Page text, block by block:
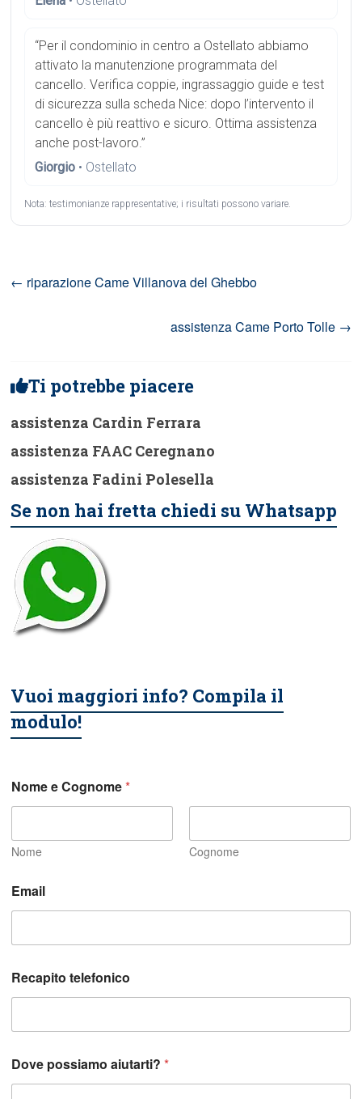
“Per il condominio in centro a Ostellato abbiamo
attivato la manutenzione programmata del
cancello. Verifica coppie, ingrassaggio guide e test
di sicurezza sulla scheda Nice: dopo l’intervento il
cancello è più reattivo e sicuro. Ottima assistenza
anche post-lavoro.”
Giorgio • Ostellato
Nota: testimonianze rappresentative; i risultati possono variare.
← riparazione Came Villanova del Ghebbo
assistenza Came Porto Tolle →
Ti potrebbe piacere
assistenza Cardin Ferrara
assistenza FAAC Ceregnano
assistenza Fadini Polesella
Se non hai fretta chiedi su Whatsapp
Vuoi maggiori info? Compila il
modulo!
Nome e Cognome*
Nome Cognome
Email
Recapito telefonico
Dove possiamo aiutarti?*